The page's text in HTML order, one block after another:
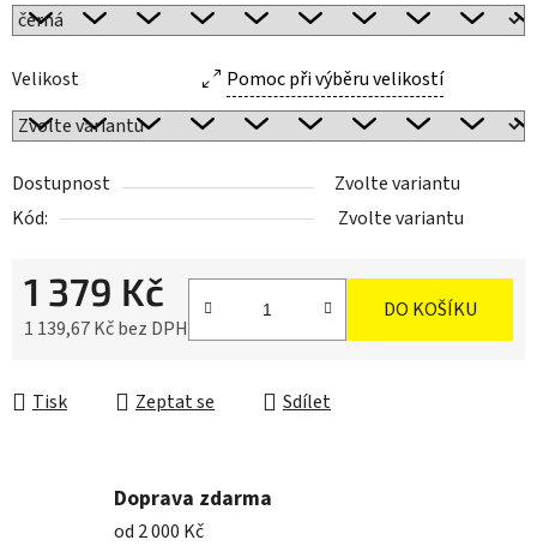
Velikost Pomoc při výběru velikostí
Dostupnost
Zvolte variantu
Kód:
Zvolte variantu
1 379 Kč
1 139,67 Kč bez DPH
DO KOŠÍKU
Tisk Zeptat se Sdílet
Doprava zdarma
od 2 000 Kč